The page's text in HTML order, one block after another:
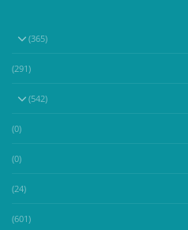
(365)
(291)
(542)
(0)
(0)
(24)
(601)